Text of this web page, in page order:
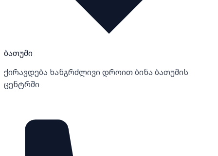
ბათუმი
ქირავდება ხანგრძლივი დროით ბინა ბათუმის
ცენტრში